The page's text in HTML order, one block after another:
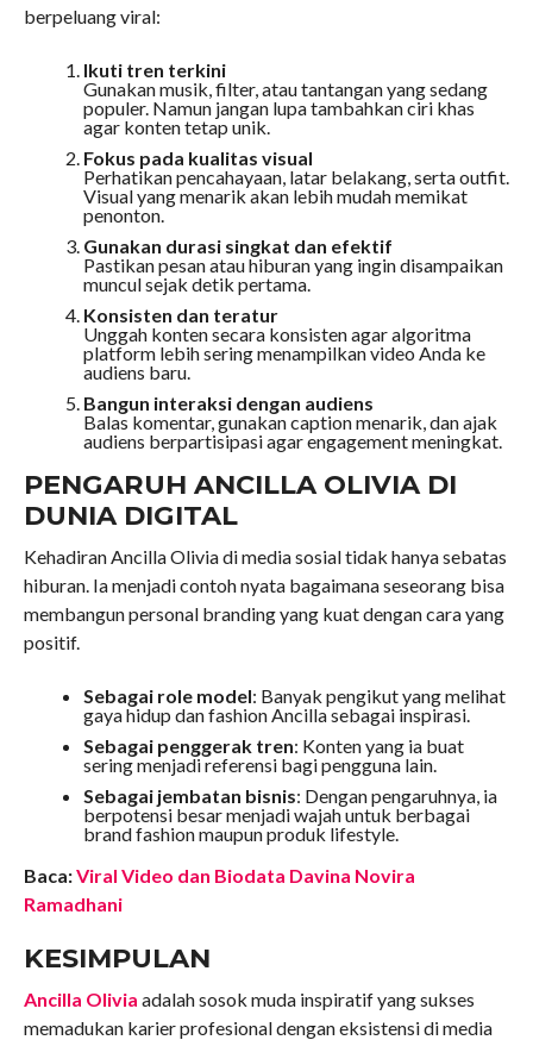
berpeluang viral:
Ikuti tren terkini
Gunakan musik, filter, atau tantangan yang sedang
populer. Namun jangan lupa tambahkan ciri khas
agar konten tetap unik.
Fokus pada kualitas visual
Perhatikan pencahayaan, latar belakang, serta outfit.
Visual yang menarik akan lebih mudah memikat
penonton.
Gunakan durasi singkat dan efektif
Pastikan pesan atau hiburan yang ingin disampaikan
muncul sejak detik pertama.
Konsisten dan teratur
Unggah konten secara konsisten agar algoritma
platform lebih sering menampilkan video Anda ke
audiens baru.
Bangun interaksi dengan audiens
Balas komentar, gunakan caption menarik, dan ajak
audiens berpartisipasi agar engagement meningkat.
PENGARUH ANCILLA OLIVIA DI
DUNIA DIGITAL
Kehadiran Ancilla Olivia di media sosial tidak hanya sebatas
hiburan. Ia menjadi contoh nyata bagaimana seseorang bisa
membangun personal branding yang kuat dengan cara yang
positif.
Sebagai role model: Banyak pengikut yang melihat
gaya hidup dan fashion Ancilla sebagai inspirasi.
Sebagai penggerak tren: Konten yang ia buat
sering menjadi referensi bagi pengguna lain.
Sebagai jembatan bisnis: Dengan pengaruhnya, ia
berpotensi besar menjadi wajah untuk berbagai
brand fashion maupun produk lifestyle.
Baca:Viral Video dan Biodata Davina Novira
Ramadhani
KESIMPULAN
Ancilla Olivia adalah sosok muda inspiratif yang sukses
memadukan karier profesional dengan eksistensi di media